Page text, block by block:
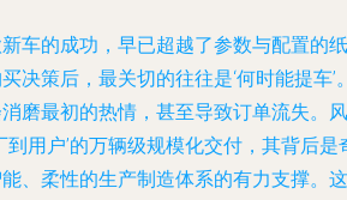
车的成功，早已超越了参数与配置的纸
决策后，最关切的往往是‘何时能提车’
磨最初的热情，甚至导致订单流失。风
到用户’的万辆级规模化交付，其背后是
、柔性的生产制造体系的有力支撑。这